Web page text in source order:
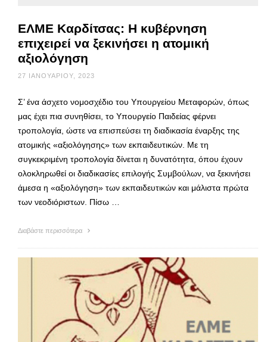
ΕΛΜΕ Καρδίτσας: Η κυβέρνηση
επιχειρεί να ξεκινήσει η ατομική
αξιολόγηση
27 ΙΑΝΟΥΑΡΊΟΥ, 2023
Σ’ ένα άσχετο νομοσχέδιο του Υπουργείου Μεταφορών, όπως
μας έχει πια συνηθίσει, το Υπουργείο Παιδείας φέρνει
τροπολογία, ώστε να επισπεύσει τη διαδικασία έναρξης της
ατομικής «αξιολόγησης» των εκπαιδευτικών. Με τη
συγκεκριμένη τροπολογία δίνεται η δυνατότητα, όπου έχουν
ολοκληρωθεί οι διαδικασίες επιλογής Συμβούλων, να ξεκινήσει
άμεσα η «αξιολόγηση» των εκπαιδευτικών και μάλιστα πρώτα
των νεοδιόριστων. Πίσω …
Διαβάστε περισσότερα